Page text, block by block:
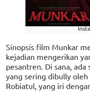
Sinopsis film Munkar
kejadian mengerikan
pesantren. Di sana,
yang sering dibully
Robiatul, yang iri